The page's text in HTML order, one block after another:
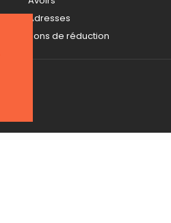
Adresses
Bons de réduction